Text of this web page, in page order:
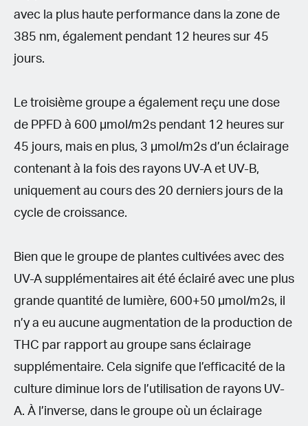
avec la plus haute performance dans la zone de
385 nm, également pendant 12 heures sur 45
jours.
Le troisième groupe a également reçu une dose
de PPFD à 600 μmol/m2s pendant 12 heures sur
45 jours, mais en plus, 3 μmol/m2s d’un éclairage
contenant à la fois des rayons UV-A et UV-B,
uniquement au cours des 20 derniers jours de la
cycle de croissance.
Bien que le groupe de plantes cultivées avec des
UV-A supplémentaires ait été éclairé avec une plus
grande quantité de lumière, 600+50 μmol/m2s, il
n’y a eu aucune augmentation de la production de
THC par rapport au groupe sans éclairage
supplémentaire. Cela signife que l’efficacité de la
culture diminue lors de l’utilisation de rayons UV-
A. À l’inverse, dans le groupe où un éclairage